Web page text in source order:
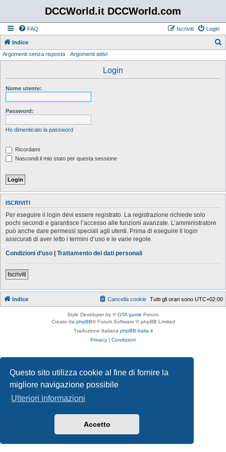
Questo sito utilizza cookie al fine di fornire la
migliore navigazione possibile
Ulteriori informazioni
Accetto
DCCWorld.it DCCWorld.com
FAQ Login
Iscriviti
Indice
Argomenti senza risposta Argomenti attivi
Login
Nome utente:
Password:
Ho dimenticato la password
Ricordami
Nascondi il mio stato per questa sessione
ISCRIVITI
Per eseguire il login devi essere registrato. La registrazione richiede solo
pochi secondi e garantisce l’accesso alle funzioni avanzate. L’amministratore
può anche dare permessi speciali agli utenti. Prima di eseguire il login
assicurati di aver letto i termini d’uso e le varie regole.
Condizioni d’uso | Trattamento dei dati personali
Iscriviti
Indice Tutti gli orari sono UTC+02:00
Cancella cookie
Style Developer by ©GTA game Forum.
Creato da phpBB® Forum Software © phpBB Limited
Traduzione Italiana phpBB-Italia.it
Privacy | Condizioni